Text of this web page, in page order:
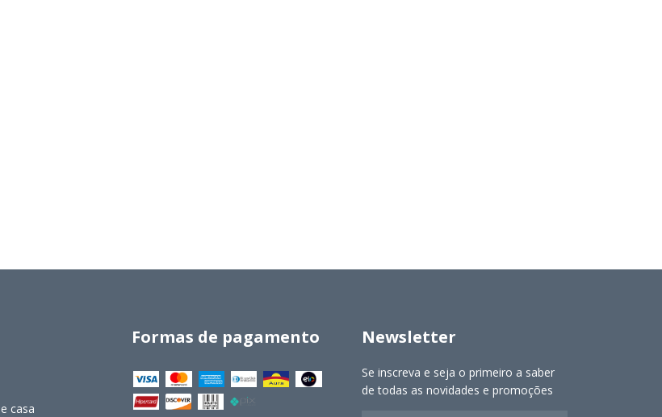
casa
Formas de pagamento Newsletter
Se inscreva e seja o primeiro a saber
de todas as novidades e promoções